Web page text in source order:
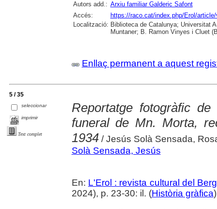
Autors add.: Arxiu familiar Galderic Safont
Accés:
https://raco.cat/index.php/Erol/
Localització: Biblioteca de Catalunya; Universitat
Muntaner; B. Ramon Vinyes i Cluet
Enllaç permanent a aquest
5 / 35
seleccionar
imprimir
Text complet
Reportatge fotogràfic
funeral de Mn. Morta,
1934/ Jesús Solà Sensada,
Solà Sensada, Jesús
En: L'Erol : revista cultural del
2024), p. 23-30: il. (Història gràfica